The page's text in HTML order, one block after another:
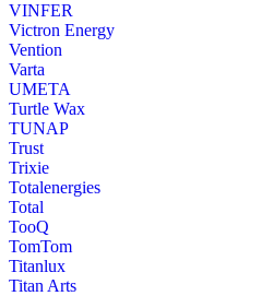
VINFER
Victron Energy
Vention
Varta
UMETA
Turtle Wax
TUNAP
Trust
Trixie
Totalenergies
Total
TooQ
TomTom
Titanlux
Titan Arts